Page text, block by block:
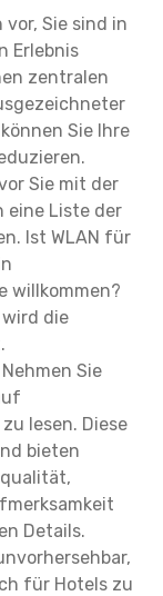
vor, Sie sind in
Erlebnis
zentralen
Sie Ihre
Sie mit der
eine Liste der
Ist WLAN für
willkommen?
die
Nehmen Sie
lesen. Diese
bieten
Details.
für Hotels zu